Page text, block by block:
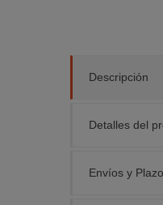
Descripción
Detalles del
Envíos y